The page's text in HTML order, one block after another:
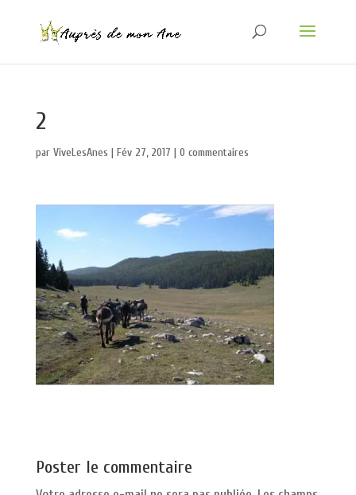
2
par ViveLesAnes | Fév 27, 2017 | 0 commentaires
Poster le commentaire